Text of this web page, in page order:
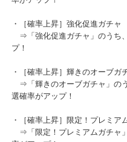
・［確率上昇］神秘のストー
⇒「神秘のストーンガチャ
率がアップ！
⇒「強化促進ガチャ」のうち
プ！
⇒「輝きのオーブガチャ」
選確率がアップ！